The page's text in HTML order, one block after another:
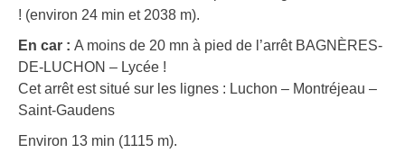
! (environ 24 min et 2038 m).
En car : A moins de 20 mn à pied de l’arrêt BAGNÈRES-
DE-LUCHON – Lycée !
Cet arrêt est situé sur les lignes : Luchon – Montréjeau –
Saint-Gaudens
Environ 13 min (1115 m).